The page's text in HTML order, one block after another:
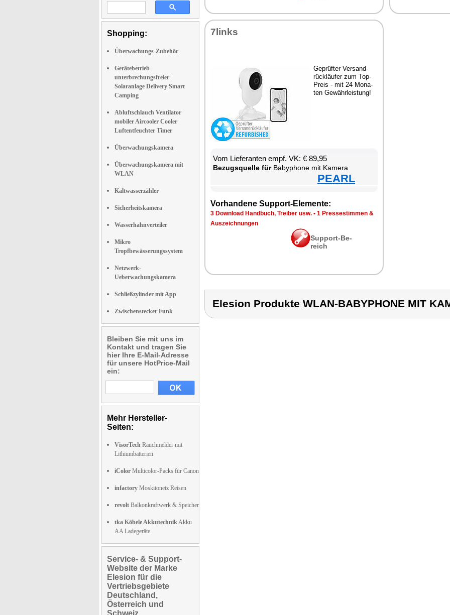
Shopping:
Überwachungs-Zubehör
Gerätebetrieb
unterbrechungsfreier
Solaranlage Delivery Smart
Camping
Abluftschlauch Ventilator
mobiler Aircooler Cooler
Luftentfeuchter Timer
Überwachungskamera
Überwachungskamera mit
WLAN
Kaltwasserzähler
Sicherheitskamera
Wasserhahnverteiler
Mikro
Tropfbewässerungssystem
Netzwerk-
Ueberwachungskamera
Schließzylinder mit App
Zwischenstecker Funk
Bleiben Sie mit uns im
Kontakt und tragen Sie
hier Ihre E-Mail-Adresse
für unsere HotPrice-Mail
ein:
Mehr Hersteller-
Seiten:
VisorTech Rauchmelder mit
Lithiumbatterien
iColor Multicolor-Packs für Canon
infactory Moskitonetz Reisen
revolt Balkonkraftwerk & Speicher
tka Köbele AkkutechnikAkku
AA Ladegeräte
Service- & Support-
Website der Marke
Elesion für die
Vertriebsgebiete
Deutschland,
Österreich und
Schweiz
7links
Ge­prüf­ter Ver­sand­
rück­läu­fer zum Top-
Preis - mit 24 Mo­na­
ten Ge­währ­leis­tung!
Vom Lie­fe­ran­ten empf. VK: € 89,95
Be­zugs­quel­le fürBa­by­pho­ne mit Ka­me­ra
PEARL
Vor­han­de­ne Sup­port-Ele­men­te:
3 Down­load Hand­buch, Trei­ber usw. • 1 Pres­se­stim­men &
Aus­zeich­nun­gen
Sup­port-Be­
reich
Elesion Produkte WLAN-BABYPHONE MIT